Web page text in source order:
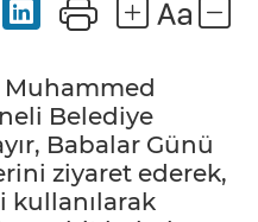
Muhammed
Belediye
Babalar Günü
ziyaret ederek,
kullanılarak